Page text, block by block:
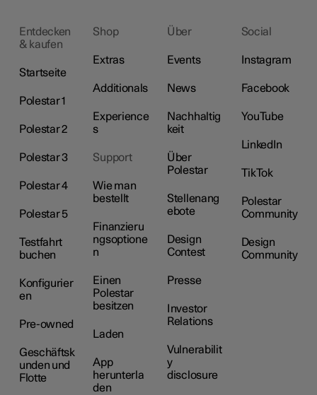
Entdecken
& kaufen
Startseite
Polestar 1
Polestar 2
Polestar 3
Polestar 4
Polestar 5
Testfahrt
buchen
Konfigurier
en
Pre-owned
Geschäftsk
unden und
Flotte
Shop
Extras
Additionals
Experience
s
Support
Wie man
bestellt
Finanzieru
ngsoptione
n
Einen
Polestar
besitzen
Laden
App
herunterla
den
Über
Events
News
Nachhaltig
keit
Über
Polestar
Stellenang
ebote
Design
Contest
Presse
Investor
Relations
Vulnerabilit
y
disclosure
Social
Instagram
Facebook
YouTube
LinkedIn
TikTok
Polestar
Community
Design
Community